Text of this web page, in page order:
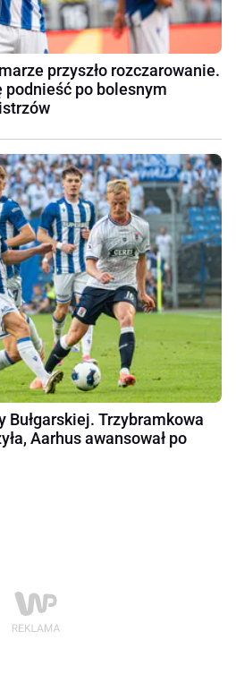
przyszło rozczarowanie.
podnieść po bolesnym
Bułgarskiej. Trzybramkowa
Aarhus awansował po